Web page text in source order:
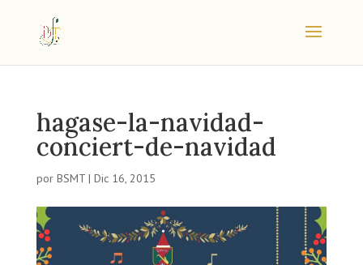
hagase-la-navidad-
conciert-de-navidad
por BSMT| Dic 16, 2015